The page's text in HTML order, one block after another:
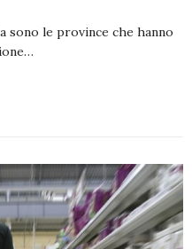
sono le province che hanno